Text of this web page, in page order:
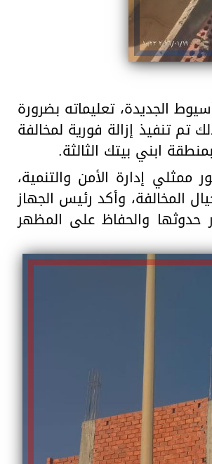
الجديدة، تعليماته بضرورة
تم تنفيذ إزالة فورية لمخالفة
إدارة الأمن والتنمية،
المخالفة، وأكد رئيس الجهاز
حدوثها والحفاظ على المظهر